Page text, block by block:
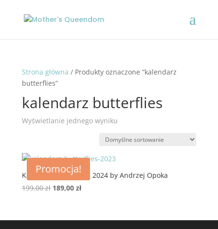
Strona główna / Produkty oznaczone “kalendarz
butterflies”
kalendarz butterflies
Wyświetlanie jednego wyniku
Promocja!
Kalendarz Butterflies 2024 by Andrzej Opoka
199,00zł Pierwotna
199,00 zł.
189,00 złAktualna
189,00 zł.